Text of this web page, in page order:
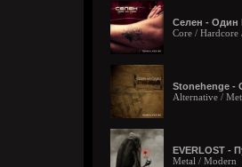
Селен - Один
Core / Hardcore
Stonehenge -
Alternative /
EVERLOST -
Metal / Modern